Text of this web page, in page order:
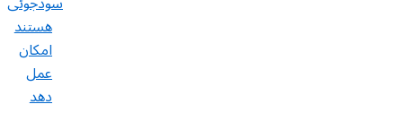
هستند
امکان
عمل
دهد